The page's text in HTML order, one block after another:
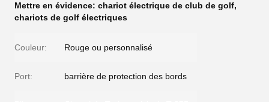
Mettre en évidence: chariot électrique de club de golf,
chariots de golf électriques
Couleur: Rouge ou personnalisé
Port: barrière de protection des bords